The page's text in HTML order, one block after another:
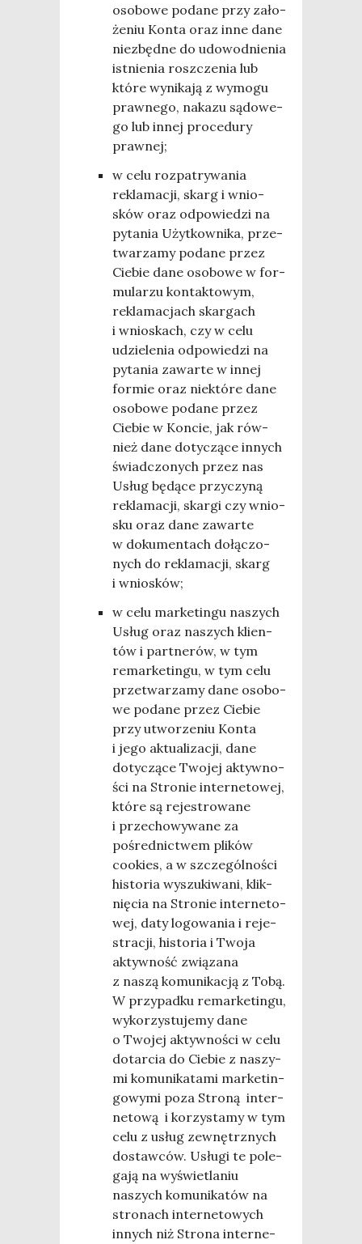
oso­bo­we poda­ne przy zało­
że­niu Kon­ta oraz inne dane
nie­zbęd­ne do udo­wod­nie­nia
ist­nie­nia rosz­cze­nia lub
któ­re wyni­ka­ją z wymo­gu
praw­ne­go, naka­zu sądo­we­
go lub innej pro­ce­du­ry
prawnej;
w celu roz­pa­try­wa­nia
rekla­ma­cji, skarg i wnio­
sków oraz odpo­wie­dzi na
pyta­nia Użyt­kow­ni­ka, prze­
twa­rza­my poda­ne przez
Cie­bie dane oso­bo­we w for­
mu­la­rzu kon­tak­to­wym,
rekla­ma­cjach skar­gach
i wnio­skach, czy w celu
udzie­le­nia odpo­wie­dzi na
pyta­nia zawar­te w innej
for­mie oraz nie­któ­re dane
oso­bo­we poda­ne przez
Cie­bie w Kon­cie, jak rów­
nież dane doty­czą­ce innych
świad­czo­nych przez nas
Usług będą­ce przy­czy­ną
rekla­ma­cji, skar­gi czy wnio­
sku oraz dane zawar­te
w doku­men­tach dołą­czo­
nych do rekla­ma­cji, skarg
i wniosków;
w celu mar­ke­tin­gu naszych
Usług oraz naszych klien­
tów i part­ne­rów, w tym
remar­ke­tin­gu, w tym celu
prze­twa­rza­my dane oso­bo­
we poda­ne przez Cie­bie
przy utwo­rze­niu Kon­ta
i jego aktu­ali­za­cji, dane
doty­czą­ce Two­jej aktyw­no­
ści na Stro­nie inter­ne­to­wej,
któ­re są reje­stro­wa­ne
i prze­cho­wy­wa­ne za
pośred­nic­twem pli­ków
cookies, a w szcze­gól­no­ści
histo­ria wyszu­ki­wa­ni, klik­
nię­cia na Stro­nie inter­ne­to­
wej, daty logo­wa­nia i reje­
stra­cji, histo­ria i Two­ja
aktyw­ność zwią­za­na
z naszą komu­ni­ka­cją z Tobą.
W przy­pad­ku remar­ke­tin­gu,
wyko­rzy­stu­je­my dane
o Two­jej aktyw­no­ści w celu
dotar­cia do Cie­bie z naszy­
mi komu­ni­ka­ta­mi mar­ke­tin­
go­wy­mi poza Stro­ną inter­
ne­to­wą i korzy­sta­my w tym
celu z usług zewnętrz­nych
dostaw­ców. Usłu­gi te pole­
ga­ją na wyświe­tla­niu
naszych komu­ni­ka­tów na
stro­nach inter­ne­to­wych
innych niż Stro­na inter­ne­